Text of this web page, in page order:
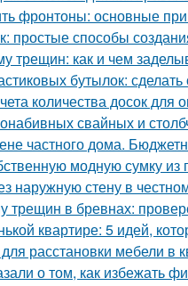
фронтоны: основные
простые способы
трещин: как и чем
бутылок:
количества досок
свайных и
частного дома.
модную сумку из
наружную стену в
трещин в бревнах:
квартире: 5 идей,
расстановки мебели в
о том, как избежать